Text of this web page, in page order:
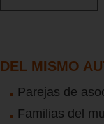
DEL MISMO
Parejas de
Familias del